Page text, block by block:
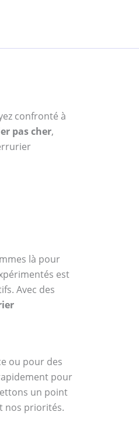
confronté à
pas cher,
là pour
est
Avec des
ou pour des
pour
un point
nos priorités.